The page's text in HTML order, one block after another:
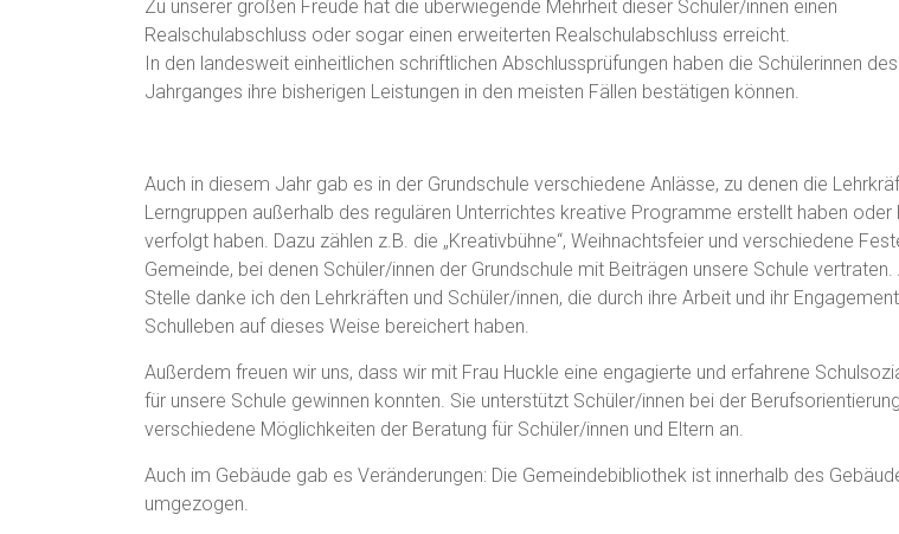
Zu unserer großen Freude hat die überwiegende Mehrheit dieser Schüler/innen einen
Realschulabschluss oder sogar einen erweiterten Realschulabschluss erreicht.
In den landesweit einheitlichen schriftlichen Abschlussprüfungen haben die Schülerinnen
Jahrganges ihre bisherigen Leistungen in den meisten Fällen bestätigen können.
Auch in diesem Jahr gab es in der Grundschule verschiedene Anlässe, zu denen die
Lerngruppen außerhalb des regulären Unterrichtes kreative Programme erstellt haben oder
verfolgt haben. Dazu zählen z.B. die „Kreativbühne“, Weihnachtsfeier und verschiedene
Gemeinde, bei denen Schüler/innen der Grundschule mit Beiträgen unsere Schule vertraten.
Stelle danke ich den Lehrkräften und Schüler/innen, die durch ihre Arbeit und ihr
Schulleben auf dieses Weise bereichert haben.
Außerdem freuen wir uns, dass wir mit Frau Huckle eine engagierte und erfahrene
für unsere Schule gewinnen konnten. Sie unterstützt Schüler/innen bei der
verschiedene Möglichkeiten der Beratung für Schüler/innen und Eltern an.
Auch im Gebäude gab es Veränderungen: Die Gemeindebibliothek ist innerhalb des
umgezogen.